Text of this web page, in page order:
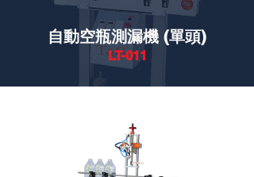
自動空瓶測漏機 (單頭)
LT-011